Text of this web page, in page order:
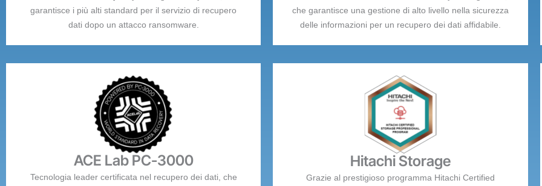
garantisce i più alti standard per il servizio di recupero
dati dopo un attacco ransomware.
che garantisce una gestione di alto livello nella sicurezza
delle informazioni per un recupero dei dati affidabile.
ACE Lab PC-3000
Tecnologia leader certificata nel recupero dei dati, che
Hitachi Storage
Grazie al prestigioso programma Hitachi Certified